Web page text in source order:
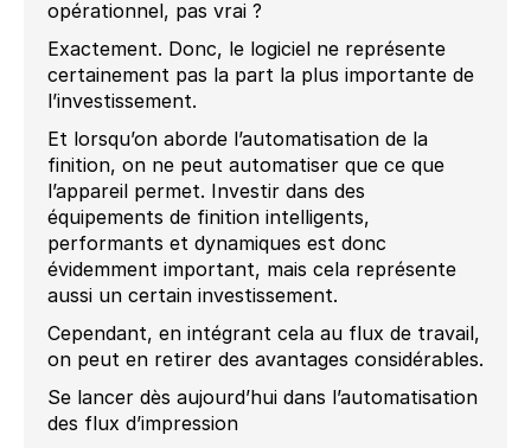
opérationnel, pas vrai ?
Exactement. Donc, le logiciel ne représente
certainement pas la part la plus importante de
l’investissement.
Et lorsqu’on aborde l’automatisation de la
finition, on ne peut automatiser que ce que
l’appareil permet. Investir dans des
équipements de finition intelligents,
performants et dynamiques est donc
évidemment important, mais cela représente
aussi un certain investissement.
Cependant, en intégrant cela au flux de travail,
on peut en retirer des avantages considérables.
Se lancer dès aujourd’hui dans l’automatisation
des flux d’impression